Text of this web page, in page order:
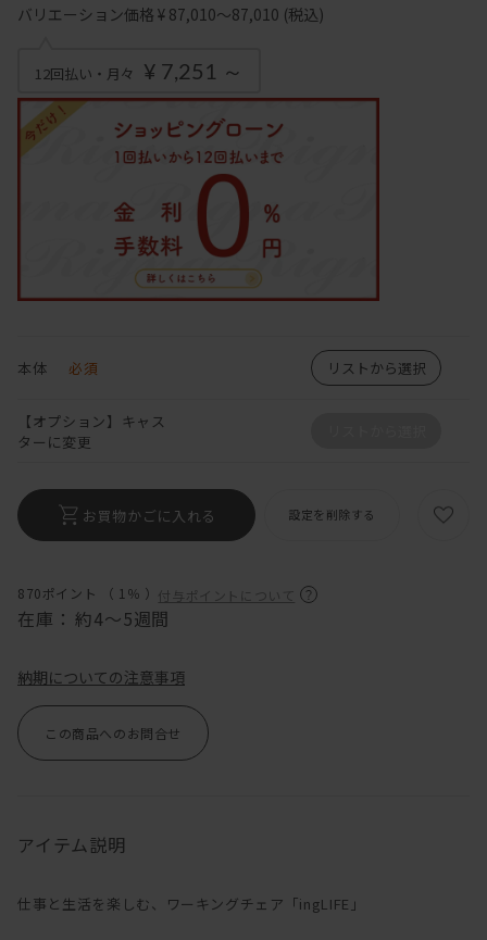
870ポイント （ 1％ ） 付与ポイントについて
在庫： 約4～5週間
バリエーション価格 ¥ 87,010～87,010 (税込)
12回払い・月々 ¥ 7,251 ～
本体 必須 リストから選択
【オプション】キャス
ターに変更
お買物かごに入れる 設定を削除する
納期についての注意事項
この商品へのお問合せ
アイテム説明
仕事と生活を楽しむ、ワーキングチェア「ingLIFE」